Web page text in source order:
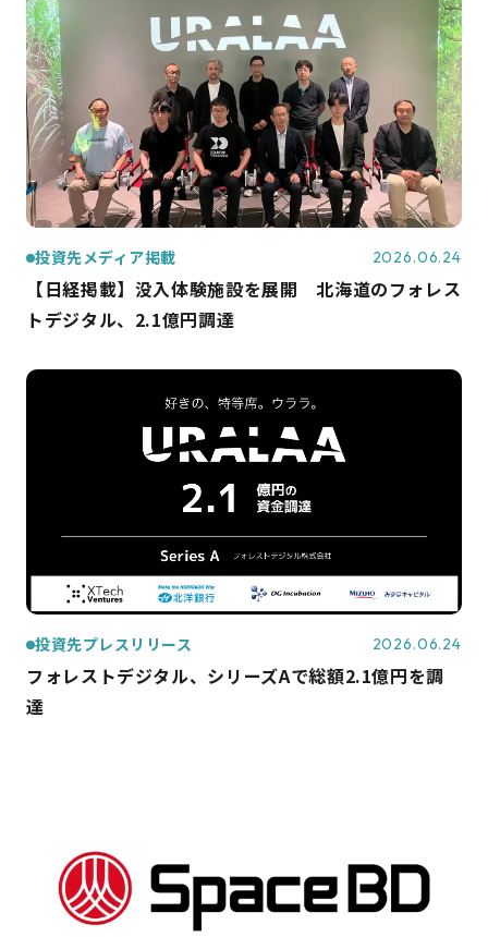
投資先メディア掲載 2026.06.24
【日経掲載】没入体験施設を展開 北海道のフォレス
トデジタル、2.1億円調達
投資先プレスリリース 2026.06.24
フォレストデジタル、シリーズAで総額2.1億円を調
達